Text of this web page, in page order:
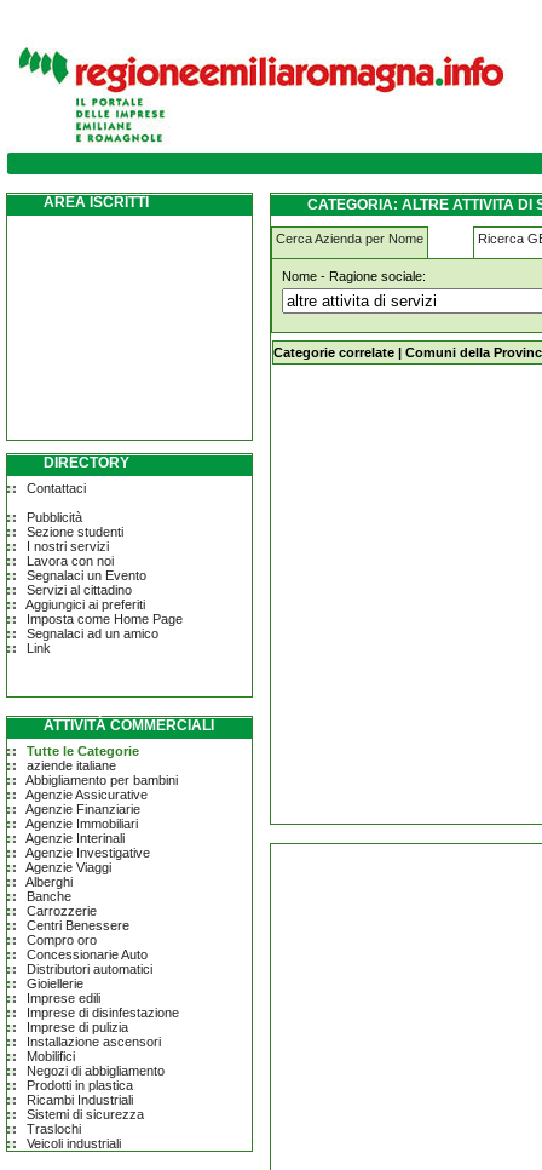
altre-attivita-di-servizi travo
AREA ISCRITTI
DIRECTORY
Contattaci
Pubblicità
Sezione studenti
I nostri servizi
Lavora con noi
Segnalaci un Evento
Servizi al cittadino
Aggiungici ai preferiti
Imposta come Home Page
Segnalaci ad un amico
Link
ATTIVITÀ COMMERCIALI
Tutte le Categorie
aziende italiane
Abbigliamento per bambini
Agenzie Assicurative
Agenzie Finanziarie
Agenzie Immobiliari
Agenzie Interinali
Agenzie Investigative
Agenzie Viaggi
Alberghi
Banche
Carrozzerie
Centri Benessere
Compro oro
Concessionarie Auto
Distributori automatici
Gioiellerie
Imprese edili
Imprese di disinfestazione
Imprese di pulizia
Installazione ascensori
Mobilifici
Negozi di abbigliamento
Prodotti in plastica
Ricambi Industriali
Sistemi di sicurezza
Traslochi
Veicoli industriali
CATEGORIA: ALTRE ATTIVITA DI
Cerca Azienda per Nome Ricerca
Nome - Ragione sociale:
altre-attivita-di-servizi travo
Categorie correlate | Comuni della